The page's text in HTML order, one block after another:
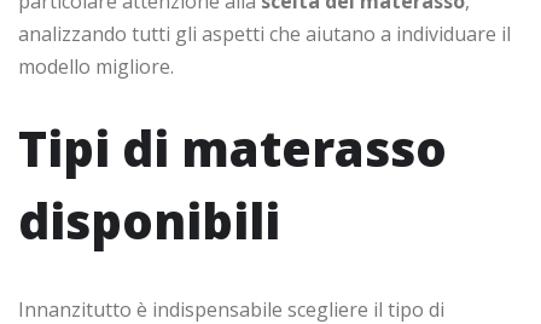
analizzando tutti gli aspetti che aiutano a individuare il
modello migliore.
Tipi di materasso
disponibili
Innanzitutto è indispensabile scegliere il tipo di